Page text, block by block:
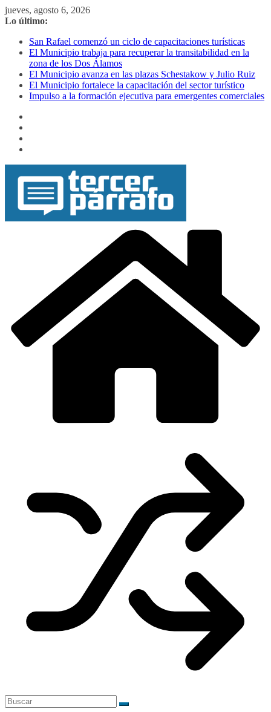
Saltar
al
jueves, agosto 6, 2026
Lo último:
San Rafael comenzó un ciclo de capacitaciones turísticas
El Municipio trabaja para recuperar la transitabilidad en la
zona de los Dos Álamos
El Municipio avanza en las plazas Schestakow y Julio Ruiz
El Municipio fortalece la capacitación del sector turístico
Impulso a la formación ejecutiva para emergentes comerciales